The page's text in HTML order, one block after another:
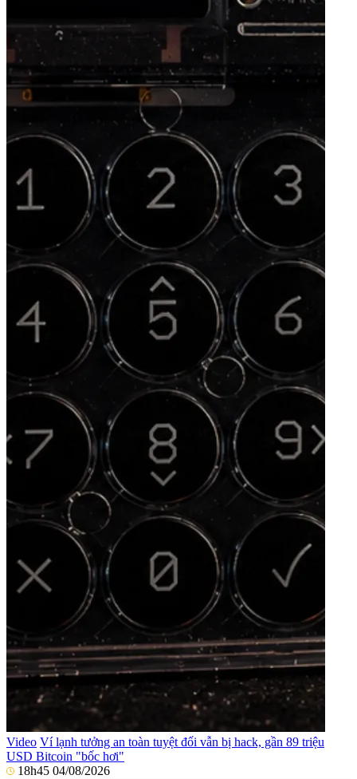
Video Ví lạnh tưởng an toàn tuyệt đối vẫn bị hack, gần 89 triệu
USD Bitcoin "bốc hơi"
18h45 04/08/2026